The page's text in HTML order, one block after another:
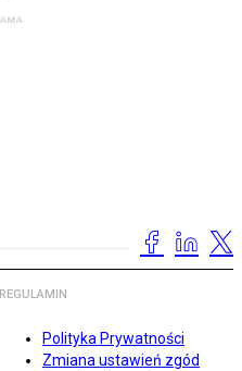
REGULAMIN
Polityka Prywatności
Zmiana ustawień zgód